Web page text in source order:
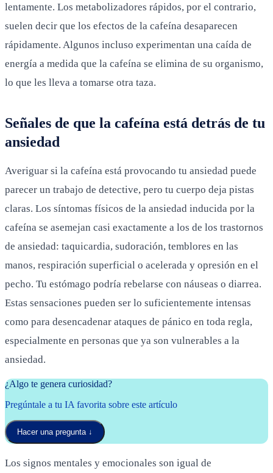
lentamente. Los metabolizadores rápidos, por el contrario,
suelen decir que los efectos de la cafeína desaparecen
rápidamente. Algunos incluso experimentan una caída de
energía a medida que la cafeína se elimina de su organismo,
lo que les lleva a tomarse otra taza.
Señales de que la cafeína está detrás de tu
ansiedad
Averiguar si la cafeína está provocando tu ansiedad puede
parecer un trabajo de detective, pero tu cuerpo deja pistas
claras. Los síntomas físicos de la ansiedad inducida por la
cafeína se asemejan casi exactamente a los de los trastornos
de ansiedad: taquicardia, sudoración, temblores en las
manos, respiración superficial o acelerada y opresión en el
pecho. Tu estómago podría rebelarse con náuseas o diarrea.
Estas sensaciones pueden ser lo suficientemente intensas
como para desencadenar ataques de pánico en toda regla,
especialmente en personas que ya son vulnerables a la
ansiedad.
¿Algo te genera curiosidad?
Pregúntale a tu IA favorita sobre este artículo
Hacer una pregunta ↓
Los signos mentales y emocionales son igual de